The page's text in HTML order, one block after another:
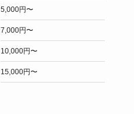
5,000円〜
7,000円〜
10,000円〜
15,000円〜